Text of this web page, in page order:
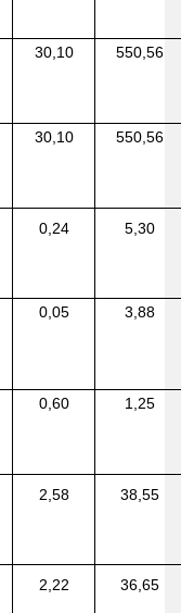
30,10 550,56
30,10 550,56
0,24 5,30
0,05 3,88
0,60 1,25
2,58 38,55
2,22 36,65